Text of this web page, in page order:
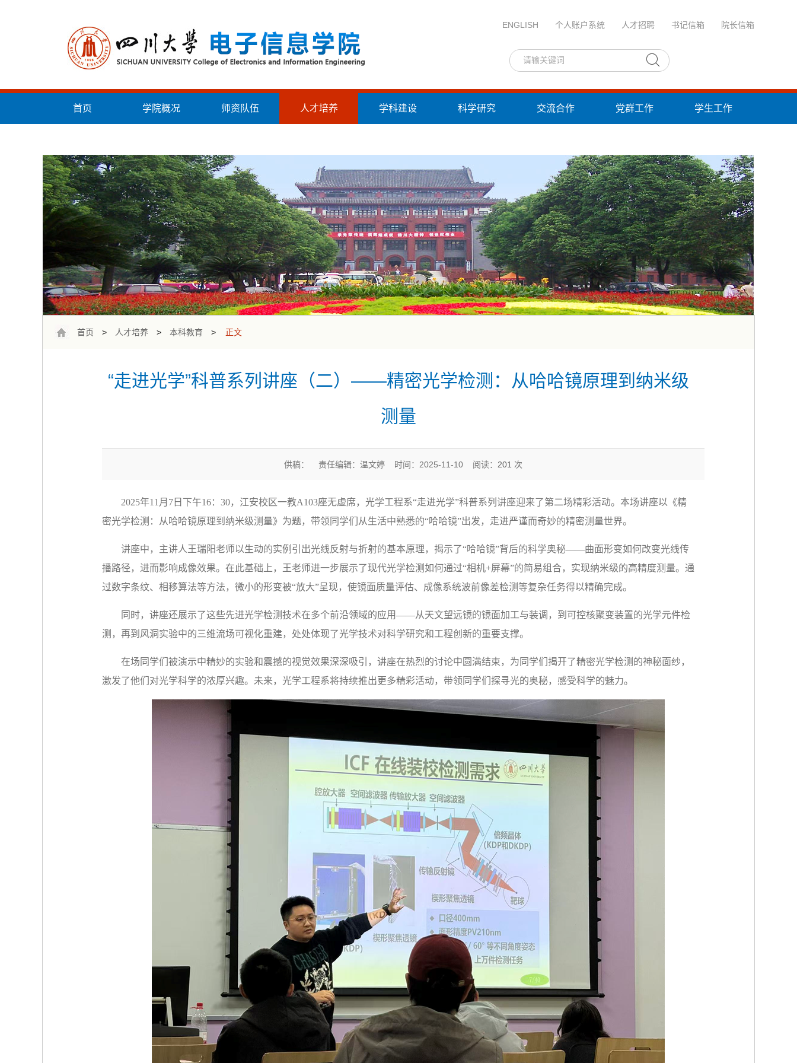
ENGLISH 个人账户系统 人才招聘 书记信箱 院长信箱
首页 学院概况 师资队伍 人才培养 学科建设 科学研究 交流合作 党群工作 学生工作
首页 > 人才培养 > 本科教育 > 正文
“走进光学”科普系列讲座（二）——精密光学检测：从哈哈镜原理到纳米级
测量
供稿： 责任编辑：温文婷 时间：2025-11-10 阅读： 201 次
2025年11 月 7 日下午16： 30，江安校区一教A103座无虚席，光学工程系“走进光学”科普系列讲座迎来了第二场精彩活动。本场讲座以《精
密光学检测：从哈哈镜原理到纳米级测量》为题，带领同学们从生活中熟悉的“哈哈镜”出发，走进严谨而奇妙的精密测量世界。
讲座中，主讲人王瑞阳老师以生动的实例引出光线反射与折射的基本原理，揭示了“哈哈镜”背后的科学奥秘——曲面形变如何改变光线传
播路径，进而影响成像效果。在此基础上，王老师进一步展示了现代光学检测如何通过“相机+屏幕”的简易组合，实现纳米级的高精度测量。通
过数字条纹、相移算法等方法，微小的形变被“放大”呈现，使镜面质量评估、成像系统波前像差检测等复杂任务得以精确完成。
同时，讲座还展示了这些先进光学检测技术在多个前沿领域的应用——从天文望远镜的镜面加工与装调，到可控核聚变装置的光学元件检
测，再到风洞实验中的三维流场可视化重建，处处体现了光学技术对科学研究和工程创新的重要支撑。
在场同学们被演示中精妙的实验和震撼的视觉效果深深吸引，讲座在热烈的讨论中圆满结束，为同学们揭开了精密光学检测的神秘面纱，
激发了他们对光学科学的浓厚兴趣。未来，光学工程系将持续推出更多精彩活动，带领同学们探寻光的奥秘，感受科学的魅力。